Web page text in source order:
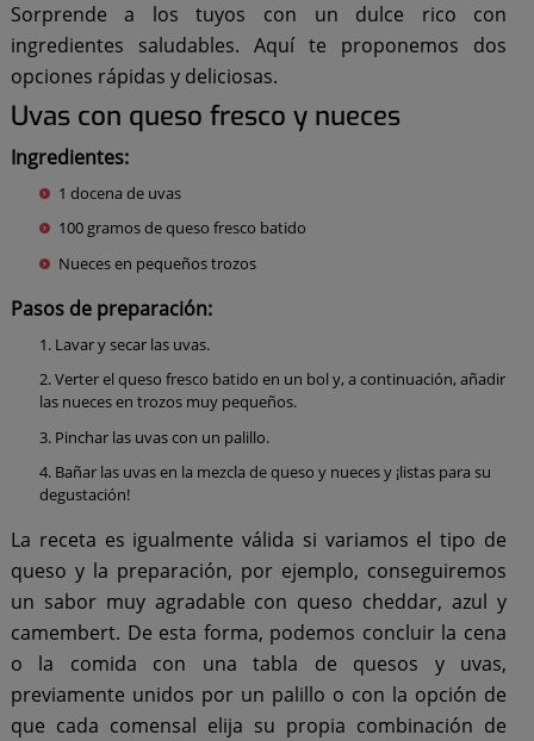
Sorprende a los tuyos con un dulce rico con
ingredientes saludables. Aquí te proponemos dos
opciones rápidas y deliciosas.
Uvas con queso fresco y nueces
Ingredientes:
1 docena de uvas
100 gramos de queso fresco batido
Nueces en pequeños trozos
Pasos de preparación:
Lavar y secar las uvas.
Verter el queso fresco batido en un bol y, a continuación, añadir
las nueces en trozos muy pequeños.
Pinchar las uvas con un palillo.
Bañar las uvas en la mezcla de queso y nueces y ¡listas para su
degustación!
La receta es igualmente válida si variamos el tipo de
queso y la preparación, por ejemplo, conseguiremos
un sabor muy agradable con queso cheddar, azul y
camembert. De esta forma, podemos concluir la cena
o la comida con una tabla de quesos y uvas,
previamente unidos por un palillo o con la opción de
que cada comensal elija su propia combinación de